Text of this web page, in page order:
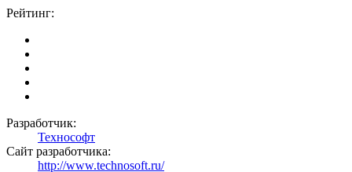
Рейтинг:
Разработчик:
Технософт
Сайт разработчика:
http://www.technosoft.ru/